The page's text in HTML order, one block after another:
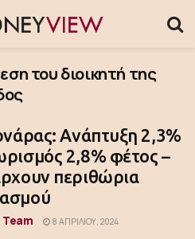
του διοικητή της
Ανάπτυξη 2,3%
2,8% φέτος –
περιθώρια
8 ΑΠΡΙΛΊΟΥ, 2024